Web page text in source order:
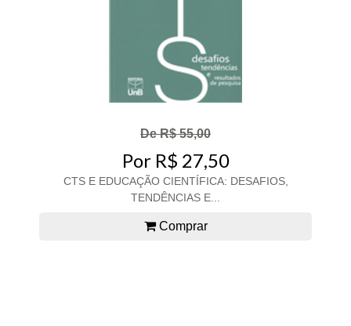
De R$ 55,00
Por R$ 27,50
CTS E EDUCAÇÃO CIENTÍFICA: DESAFIOS,
TENDÊNCIAS E...
Comprar